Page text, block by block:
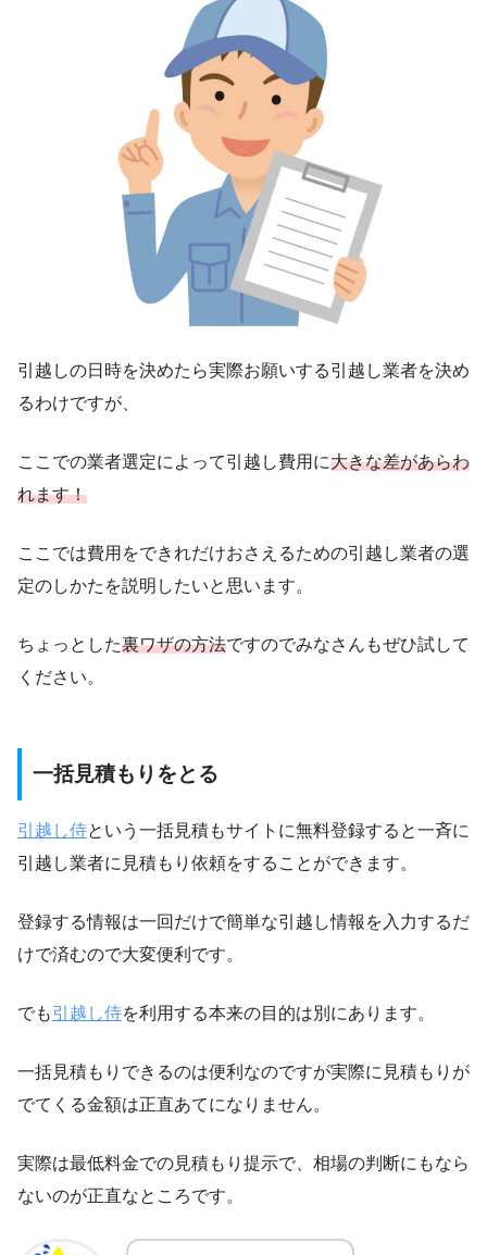
引越しの日時を決めたら実際お願いする引越し業者を決め
るわけですが、
ここでの業者選定によって引越し費用に大きな差があらわ
れます！
ここでは費用をできれだけおさえるための引越し業者の選
定のしかたを説明したいと思います。
ちょっとした裏ワザの方法ですのでみなさんもぜひ試して
ください。
一括見積もりをとる
引越し侍という一括見積もサイトに無料登録すると一斉に
引越し業者に見積もり依頼をすることができます。
登録する情報は一回だけで簡単な引越し情報を入力するだ
けで済むので大変便利です。
でも引越し侍を利用する本来の目的は別にあります。
一括見積もりできるのは便利なのですが実際に見積もりが
でてくる金額は正直あてになりません。
実際は最低料金での見積もり提示で、相場の判断にもなら
ないのが正直なところです。